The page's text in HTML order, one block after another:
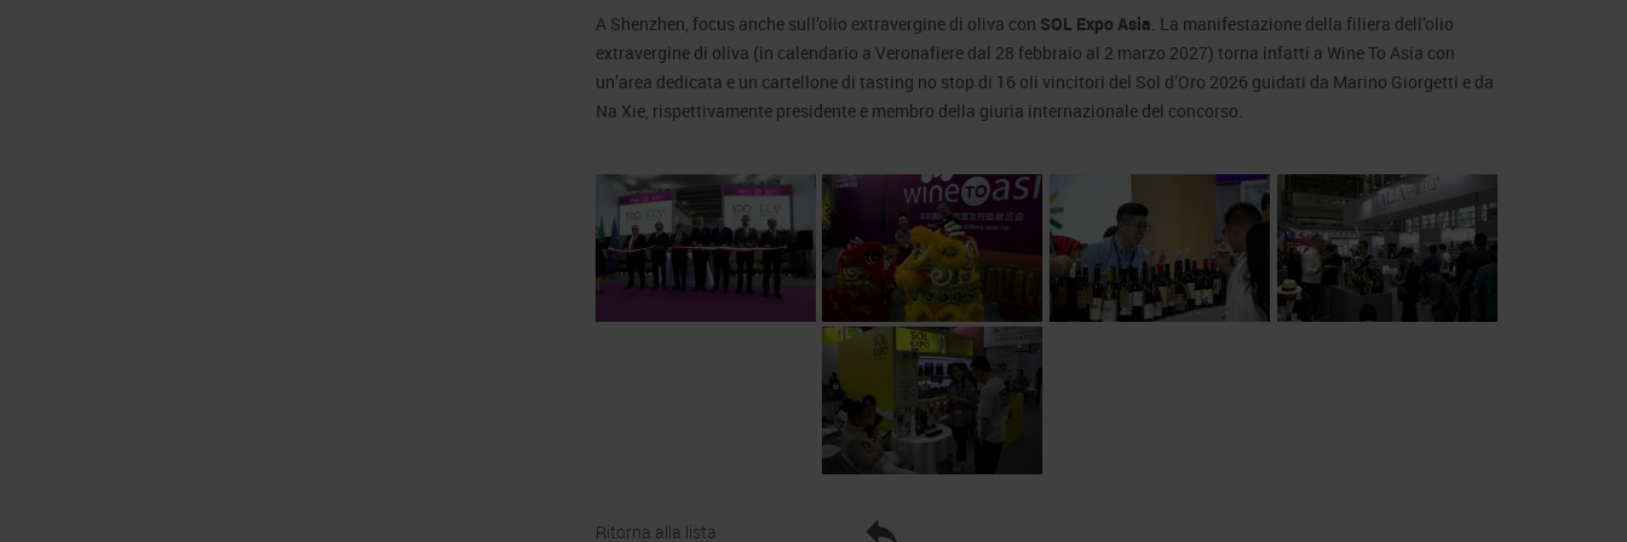
A Shenzhen, focus anche sull’olio extravergine di oliva con SOL Expo Asia. La manifestazione della filiera dell’olio
extravergine di oliva (in calendario a Veronafiere dal 28 febbraio al 2 marzo 2027) torna infatti a Wine To Asia con
un’area dedicata e un cartellone di tasting no stop di 16 oli vincitori del Sol d’Oro 2026 guidati da Marino Giorgetti e da
Na Xie, rispettivamente presidente e membro della giuria internazionale del concorso.
Ritorna alla lista